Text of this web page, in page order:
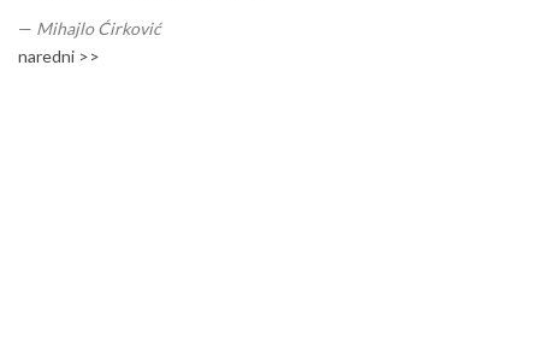
— Mihajlo Ćirković
naredni >>